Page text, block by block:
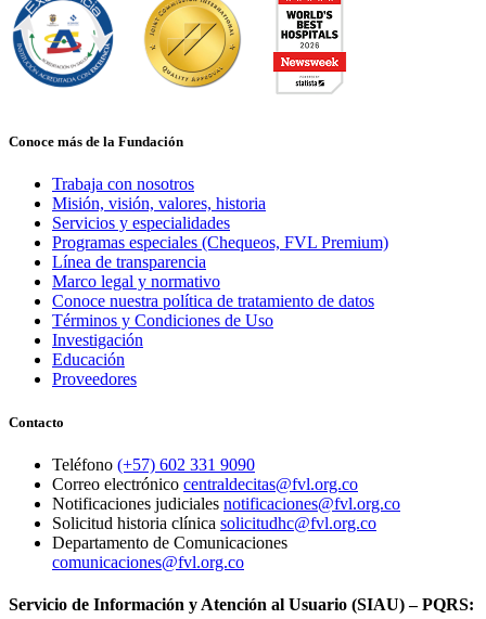
Conoce más de la Fundación
Trabaja con nosotros
Misión, visión, valores, historia
Servicios y especialidades
Programas especiales (Chequeos, FVL Premium)
Línea de transparencia
Marco legal y normativo
Conoce nuestra política de tratamiento de datos
Términos y Condiciones de Uso
Investigación
Educación
Proveedores
Contacto
Teléfono (+57) 602 331 9090
Correo electrónico centraldecitas@fvl.org.co
Notificaciones judiciales notificaciones@fvl.org.co
Solicitud historia clínica solicitudhc@fvl.org.co
Departamento de Comunicaciones
comunicaciones@fvl.org.co
Servicio de Información y Atención al Usuario (SIAU) – PQRS: